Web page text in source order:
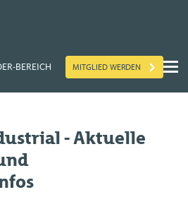
BEREICH MITGLIED WERDEN
- Aktuelle